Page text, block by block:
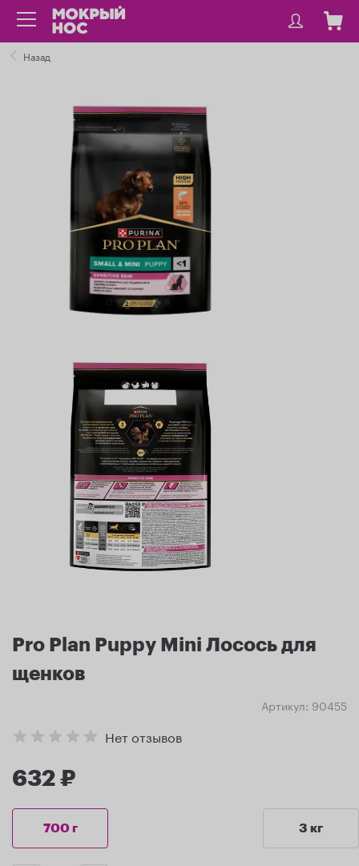
Назад
Pro Plan Puppy Mini Лосось для
щенков
Артикул: 90455
Нет отзывов
632 ₽
700 г 3 кг